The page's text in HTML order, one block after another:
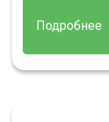
Подробнее